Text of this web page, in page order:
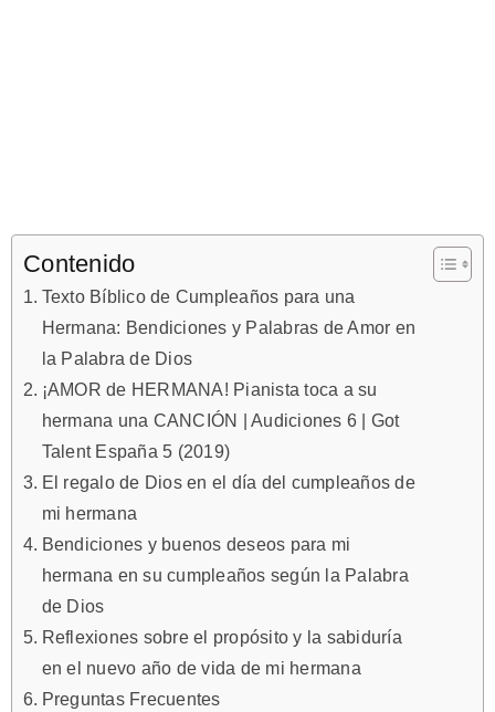
Contenido
Texto Bíblico de Cumpleaños para una
Hermana: Bendiciones y Palabras de Amor en
la Palabra de Dios
¡AMOR de HERMANA! Pianista toca a su
hermana una CANCIÓN | Audiciones 6 | Got
Talent España 5 (2019)
El regalo de Dios en el día del cumpleaños de
mi hermana
Bendiciones y buenos deseos para mi
hermana en su cumpleaños según la Palabra
de Dios
Reflexiones sobre el propósito y la sabiduría
en el nuevo año de vida de mi hermana
Preguntas Frecuentes